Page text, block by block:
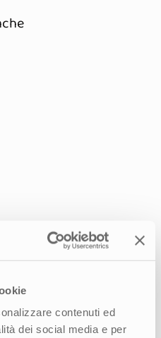
contenuti ed
dei social media e per
ed ecosistema
di credito